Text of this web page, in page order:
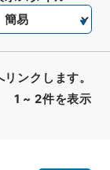
1 ~ 2件を表示
ンクします。